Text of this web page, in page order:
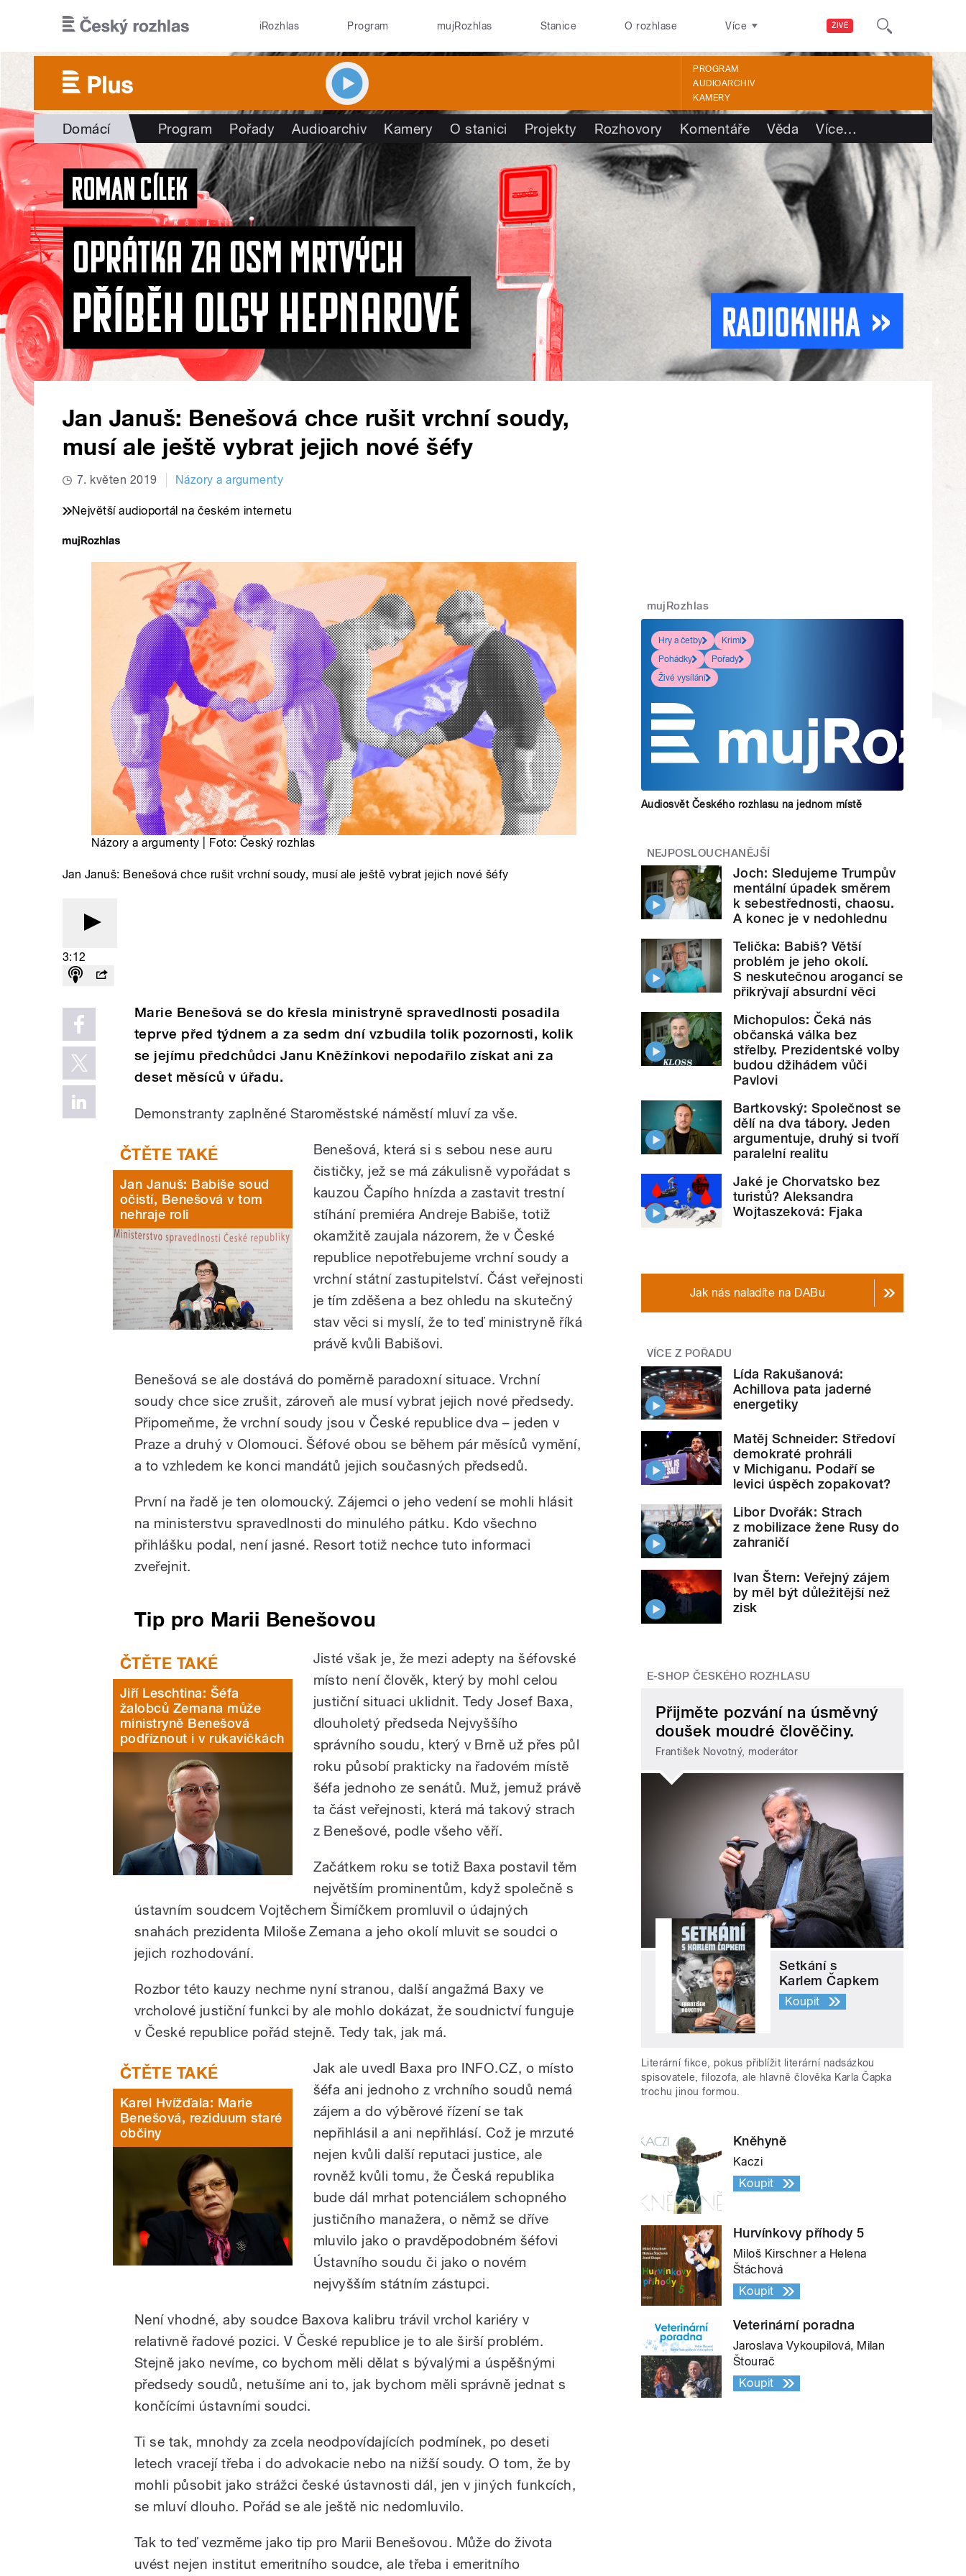
ŽIVĚ
iRozhlas Program mujRozhlas Stanice O rozhlase Více
PROGRAM
AUDIOARCHIV
KAMERY
Domácí Program Pořady Audioarchiv Kamery O stanici Projekty Rozhovory Komentáře Věda Více…
Jan Januš: Benešová chce rušit vrchní soudy,
musí ale ještě vybrat jejich nové šéfy
7. květen 2019 Názory a argumenty
Největší audioportál na českém internetu
Názory a argumenty | Foto: Český rozhlas
Jan Januš: Benešová chce rušit vrchní soudy, musí ale ještě vybrat jejich nové šéfy
3:12
Marie Benešová se do křesla ministryně spravedlnosti posadila
teprve před týdnem a za sedm dní vzbudila tolik pozornosti, kolik
se jejímu předchůdci Janu Kněžínkovi nepodařilo získat ani za
deset měsíců v úřadu.
Demonstranty zaplněné Staroměstské náměstí mluví za vše.
Jan Januš: Babiše soud
očistí, Benešová v tom
nehraje roli
Benešová, která si s sebou nese auru
čističky, jež se má zákulisně vypořádat s
kauzou Čapího hnízda a zastavit trestní
stíhání premiéra Andreje Babiše, totiž
okamžitě zaujala názorem, že v České
republice nepotřebujeme vrchní soudy a
vrchní státní zastupitelství. Část veřejnosti
je tím zděšena a bez ohledu na skutečný
stav věci si myslí, že to teď ministryně říká
právě kvůli Babišovi.
Benešová se ale dostává do poměrně paradoxní situace. Vrchní
soudy chce sice zrušit, zároveň ale musí vybrat jejich nové předsedy.
Připomeňme, že vrchní soudy jsou v České republice dva – jeden v
Praze a druhý v Olomouci. Šéfové obou se během pár měsíců vymění,
a to vzhledem ke konci mandátů jejich současných předsedů.
První na řadě je ten olomoucký. Zájemci o jeho vedení se mohli hlásit
na ministerstvu spravedlnosti do minulého pátku. Kdo všechno
přihlášku podal, není jasné. Resort totiž nechce tuto informaci
zveřejnit.
Tip pro Marii Benešovou
Jiří Leschtina: Šéfa
žalobců Zemana může
ministryně Benešová
podříznout i v rukavičkách
Jisté však je, že mezi adepty na šéfovské
místo není člověk, který by mohl celou
justiční situaci uklidnit. Tedy Josef Baxa,
dlouholetý předseda Nejvyššího
správního soudu, který v Brně už přes půl
roku působí prakticky na řadovém místě
šéfa jednoho ze senátů. Muž, jemuž právě
ta část veřejnosti, která má takový strach
z Benešové, podle všeho věří.
Začátkem roku se totiž Baxa postavil těm
největším prominentům, když společně s
ústavním soudcem Vojtěchem Šimíčkem promluvil o údajných
snahách prezidenta Miloše Zemana a jeho okolí mluvit se soudci o
jejich rozhodování.
Rozbor této kauzy nechme nyní stranou, další angažmá Baxy ve
vrcholové justiční funkci by ale mohlo dokázat, že soudnictví funguje
v České republice pořád stejně. Tedy tak, jak má.
Karel Hvížďala: Marie
Benešová, reziduum staré
občiny
Jak ale uvedl Baxa pro INFO.CZ, o místo
šéfa ani jednoho z vrchního soudů nemá
zájem a do výběrové řízení se tak
nepřihlásil a ani nepřihlásí. Což je mrzuté
nejen kvůli další reputaci justice, ale
rovněž kvůli tomu, že Česká republika
bude dál mrhat potenciálem schopného
justičního manažera, o němž se dříve
mluvilo jako o pravděpodobném šéfovi
Ústavního soudu či jako o novém
nejvyšším státním zástupci.
Není vhodné, aby soudce Baxova kalibru trávil vrchol kariéry v
relativně řadové pozici. V České republice je to ale širší problém.
Stejně jako nevíme, co bychom měli dělat s bývalými a úspěšnými
předsedy soudů, netušíme ani to, jak bychom měli správně jednat s
končícími ústavními soudci.
Ti se tak, mnohdy za zcela neodpovídajících podmínek, po deseti
letech vracejí třeba i do advokacie nebo na nižší soudy. O tom, že by
mohli působit jako strážci české ústavnosti dál, jen v jiných funkcích,
se mluví dlouho. Pořád se ale ještě nic nedomluvilo.
Tak to teď vezměme jako tip pro Marii Benešovou. Může do života
uvést nejen institut emeritního soudce, ale třeba i emeritního
mujRozhlas
Hry a četby
Krimi
Pohádky
Pořady
Živé vysílání
Audiosvět Českého rozhlasu na jednom místě
NEJPOSLOUCHANĚJŠÍ
Joch: Sledujeme Trumpův
mentální úpadek směrem
k sebestřednosti, chaosu.
A konec je v nedohlednu
Telička: Babiš? Větší
problém je jeho okolí.
S neskutečnou arogancí se
přikrývají absurdní věci
Michopulos: Čeká nás
občanská válka bez
střelby. Prezidentské volby
budou džihádem vůči
Pavlovi
Bartkovský: Společnost se
dělí na dva tábory. Jeden
argumentuje, druhý si tvoří
paralelní realitu
Jaké je Chorvatsko bez
turistů? Aleksandra
Wojtaszeková: Fjaka
Jak nás naladíte na DABu
VÍCE Z POŘADU
Lída Rakušanová:
Achillova pata jaderné
energetiky
Matěj Schneider: Středoví
demokraté prohráli
v Michiganu. Podaří se
levici úspěch zopakovat?
Libor Dvořák: Strach
z mobilizace žene Rusy do
zahraničí
Ivan Štern: Veřejný zájem
by měl být důležitější než
zisk
E-SHOP ČESKÉHO ROZHLASU
Přijměte pozvání na úsměvný
doušek moudré člověčiny.
František Novotný, moderátor
Setkání s
Karlem Čapkem
Koupit
Literární fikce, pokus přiblížit literární nadsázkou
spisovatele, filozofa, ale hlavně člověka Karla Čapka
trochu jinou formou.
Kněhyně
Kaczi
Koupit
Hurvínkovy příhody 5
Miloš Kirschner a Helena
Štáchová
Koupit
Veterinární poradna
Jaroslava Vykoupilová, Milan
Štourač
Koupit